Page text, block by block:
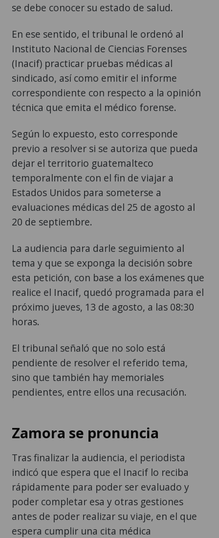
se debe conocer su estado de salud.
En ese sentido, el tribunal le ordenó al
Instituto Nacional de Ciencias Forenses
(Inacif) practicar pruebas médicas al
sindicado, así como emitir el informe
correspondiente con respecto a la opinión
técnica que emita el médico forense.
Según lo expuesto, esto corresponde
previo a resolver si se autoriza que pueda
dejar el territorio guatemalteco
temporalmente con el fin de viajar a
Estados Unidos para someterse a
evaluaciones médicas del 25 de agosto al
20 de septiembre.
La audiencia para darle seguimiento al
tema y que se exponga la decisión sobre
esta petición, con base a los exámenes que
realice el Inacif, quedó programada para el
próximo jueves, 13 de agosto, a las 08:30
horas.
El tribunal señaló que no solo está
pendiente de resolver el referido tema,
sino que también hay memoriales
pendientes, entre ellos una recusación.
Zamora se pronuncia
Tras finalizar la audiencia, el periodista
indicó que espera que el Inacif lo reciba
rápidamente para poder ser evaluado y
poder completar esa y otras gestiones
antes de poder realizar su viaje, en el que
espera cumplir una cita médica